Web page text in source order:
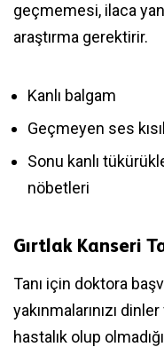
geçmemesi, ilaca
araştırma gerektirir.
Kanlı balgam
Geçmeyen ses
Sonu kanlı
nöbetleri
Gırtlak Kanseri
Tanı için doktora
yakınmalarınızı
hastalık olup